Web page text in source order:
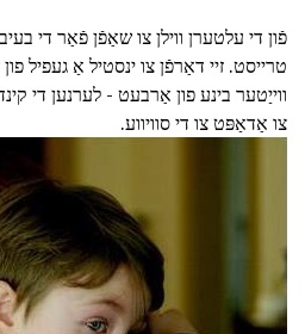
פֿון די עלטערן ווילן צו שאַפֿן פֿאַר די
טרייסט. זיי דאַרפֿן צו ינסטיל אַ געפיל
ווייַטער בינע פון אַרבעט - לערנען די קינד
צו אַדאַפּט צו די סוויווע.